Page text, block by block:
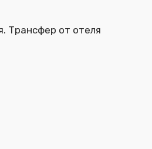
Трансфер от отеля